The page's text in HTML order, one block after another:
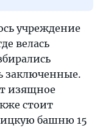
учреждение
велась
заключенные.
изящное
стоит
башню 15